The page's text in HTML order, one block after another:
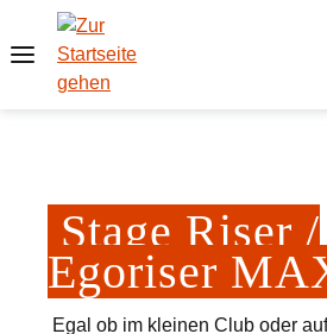
Zum Hauptinhalt springen
Stage Riser /
Egoriser
Egal ob im kleinen Club oder